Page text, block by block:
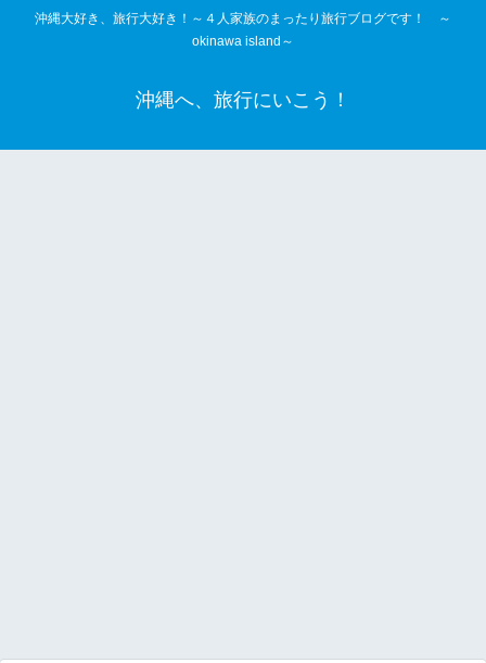
沖縄大好き、旅行大好き！～４人家族のまったり旅行ブログです！ ～
okinawa island～
沖縄へ、旅行にいこう！